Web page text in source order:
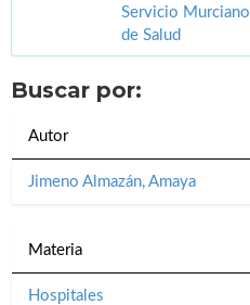
Servicio Murciano
de Salud
Buscar por:
Autor
Jimeno Almazán, Amaya
Materia
Hospitales